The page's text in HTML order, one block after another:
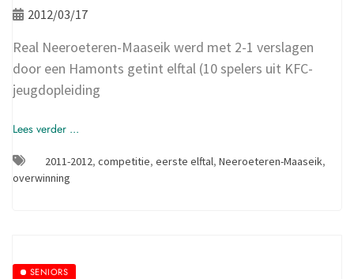
2012/03/17
Real Neeroeteren-Maaseik werd met 2-1 verslagen
door een Hamonts getint elftal (10 spelers uit KFC-
jeugdopleiding
Lees verder ...
2011-2012, competitie, eerste elftal, Neeroeteren-Maaseik,
overwinning
SENIORS